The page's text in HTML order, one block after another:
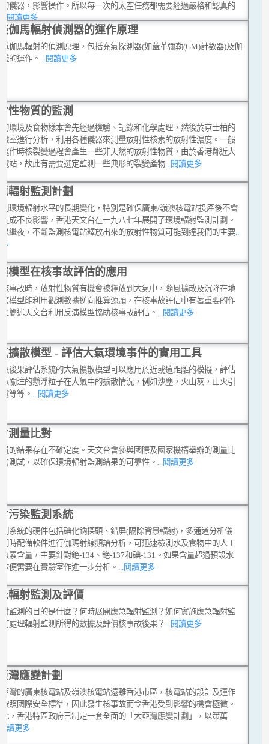
儀器，影響操作。所以每一次的太空任務都需要經過嚴格和認真的
...閱讀更多
伽馬輻射偵測器的運作原理
伽馬輻射的偵測原理，包括充氣探測器(如蓋革彌勒(GM)計數器)及伽
的運作。 ...閱讀更多
性物質的監測
環境及食物樣本會先經過檢驗、記錄和化學處理，然後於京士柏的
室進行分析，利用各種儀器來測量放射性核素的放射性濃度。一般
作時核裂變過程會產生一些非天然的放射性物質，由於香港鄰近大
站，故此有需要選定監測一些典形的裂變產物 ...閱讀更多
輻射監測計劃
環境輻射水平的長期變化，特別是確保廣東/嶺澳核電站投產後不會
成不良影響，香港天文台在一九八七年展開了環境輻射監測計劃。
繼夜，不斷監測核電站釋放出來的放射性物質可能到達我們的主要
模型在核事故評估的應用
事故時，放射性物質有機會被釋放到大氣中，隨風擴散及沉降在地
模型能利用觀測數據逆向推算源頭，在核事故評估中有著重要的作
簡述天文台利用反演模型協助核事故評估。 ...閱讀更多
擴散模型 - 評估大氣環境事件的實用工具
後果評估系統的大氣擴散模型可以應用於近或遠距離的模擬，評估
關注的懸浮粒子在大氣中的擴散情況，例如沙塵，火山灰，山火引
等等。
...閱讀更多
測量比對
的結果存在不確定度。天文台會參與國際及國家機構舉辦的測量比
測試，以確保環境輻射監測結果的可靠性。 ...閱讀更多
污染監測系統
系統的硬件包括碘化鈉探頭、鉛屏(隔除背景輻射)，多通道分析儀
時配備軟件進行伽瑪射線頻譜分析，可迅速檢測水及食物中的人工
素含量，主要針對銫-134、銫-137和碘-131。如果含量超過預設水
便需要在實驗室作進一步分析。
...閱讀更多
輻射監測及評價
監測的目的是什麼？何時展開應急輻射監測？如何實施應急輻射監
處理輻射監測所得的數據及評價核事故後果？
...閱讀更多
灣應變計劃
灣的廣東核電站及嶺澳核電站遠離香港市區，核電站的設計及運作
照國際安全標準，因此發生核事故而令香港受到影響的機會極微。
，香港特區政府已制定一套全面的「大亞灣應變計劃」，以策萬
讀更多